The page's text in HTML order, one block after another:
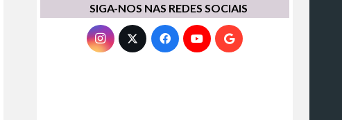
SIGA-NOS NAS REDES SOCIAIS